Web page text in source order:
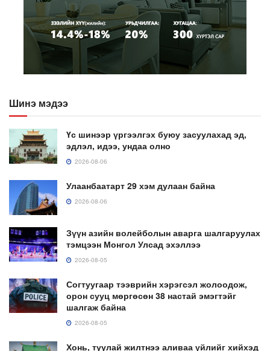
Шинэ мэдээ
Үс шинээр үргээлгэх буюу засуулахад эд,
эдлэл, идээ, ундаа олно
2026-08-06
Улаанбаатарт 29 хэм дулаан байна
2026-08-06
Зүүн азийн волейболын аварга шалгаруулах
тэмцээн Монгол Улсад эхэллээ
2026-08-05
Согтуугаар тээврийн хэрэгсэл жолоодож,
орон сууц мөргөсөн 38 настай эмэгтэйг
шалгаж байна
2026-08-05
Хонь, туулай жилтнээ аливаа үйлийг хийхэд